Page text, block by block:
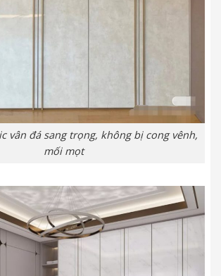
vân đá sang trọng, không bị cong vênh,
mối mọt